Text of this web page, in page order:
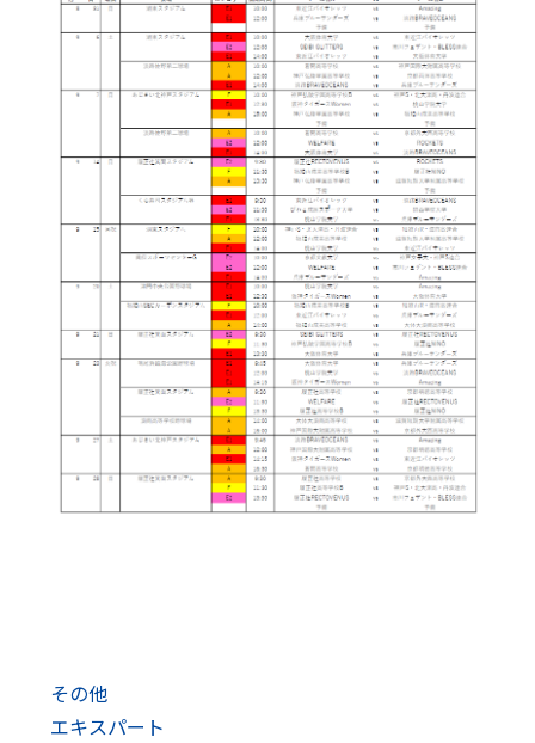
その他
エキスパート